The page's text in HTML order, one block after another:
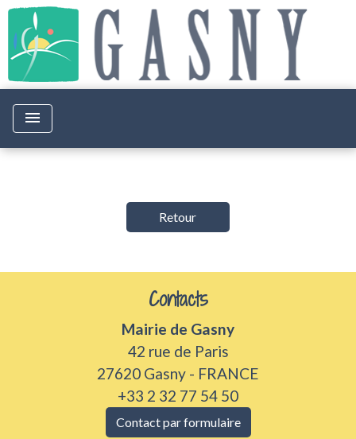
menu
Retour
Contacts
Mairie de Gasny
42 rue de Paris
27620 Gasny - FRANCE
+33 2 32 77 54 50
Contact par formulaire